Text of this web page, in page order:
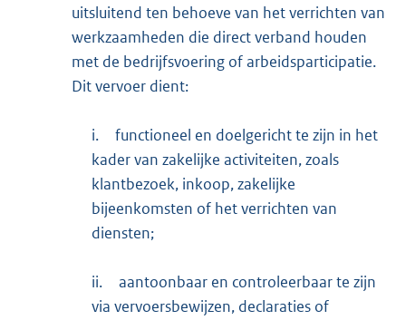
uitsluitend ten behoeve van het verrichten van
werkzaamheden die direct verband houden
met de bedrijfsvoering of arbeidsparticipatie.
Dit vervoer dient:
i.
functioneel en doelgericht te zijn in het
kader van zakelijke activiteiten, zoals
klantbezoek, inkoop, zakelijke
bijeenkomsten of het verrichten van
diensten;
ii.
aantoonbaar en controleerbaar te zijn
via vervoersbewijzen, declaraties of